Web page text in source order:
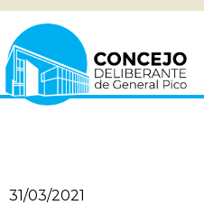
31/03/2021